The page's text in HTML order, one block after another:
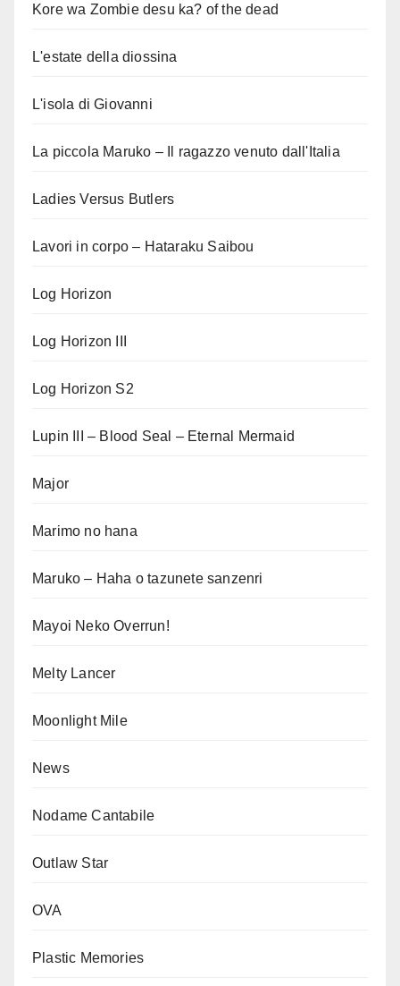
Kore wa Zombie desu ka? of the dead
L'estate della diossina
L'isola di Giovanni
La piccola Maruko – Il ragazzo venuto dall'Italia
Ladies Versus Butlers
Lavori in corpo – Hataraku Saibou
Log Horizon
Log Horizon III
Log Horizon S2
Lupin III – Blood Seal – Eternal Mermaid
Major
Marimo no hana
Maruko – Haha o tazunete sanzenri
Mayoi Neko Overrun!
Melty Lancer
Moonlight Mile
News
Nodame Cantabile
Outlaw Star
OVA
Plastic Memories